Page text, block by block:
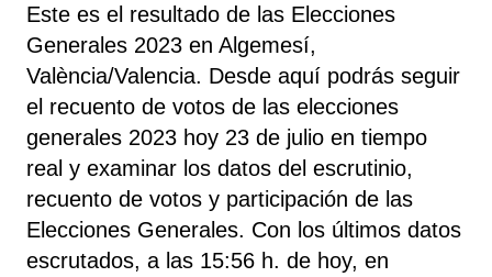
Este es el resultado de las Elecciones
Generales 2023 en Algemesí,
València/Valencia. Desde aquí podrás seguir
el recuento de votos de las elecciones
generales 2023 hoy 23 de julio en tiempo
real y examinar los datos del escrutinio,
recuento de votos y participación de las
Elecciones Generales. Con los últimos datos
escrutados, a las 15:56 h. de hoy, en